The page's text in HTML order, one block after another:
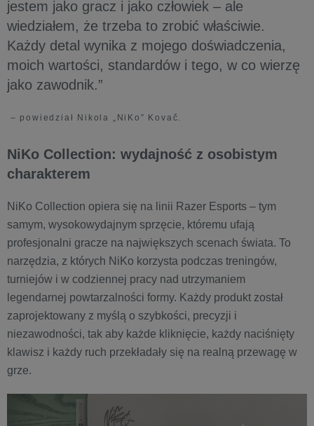
jestem jako gracz i jako człowiek – ale
wiedziałem, że trzeba to zrobić właściwie.
Każdy detal wynika z mojego doświadczenia,
moich wartości, standardów i tego, w co wierzę
jako zawodnik.”
– powiedział Nikola „NiKo” Kovač.
NiKo Collection: wydajność z osobistym
charakterem
NiKo Collection opiera się na linii Razer Esports – tym
samym, wysokowydajnym sprzęcie, któremu ufają
profesjonalni gracze na największych scenach świata. To
narzędzia, z których NiKo korzysta podczas treningów,
turniejów i w codziennej pracy nad utrzymaniem
legendarnej powtarzalności formy. Każdy produkt został
zaprojektowany z myślą o szybkości, precyzji i
niezawodności, tak aby każde kliknięcie, każdy naciśnięty
klawisz i każdy ruch przekładały się na realną przewagę w
grze.